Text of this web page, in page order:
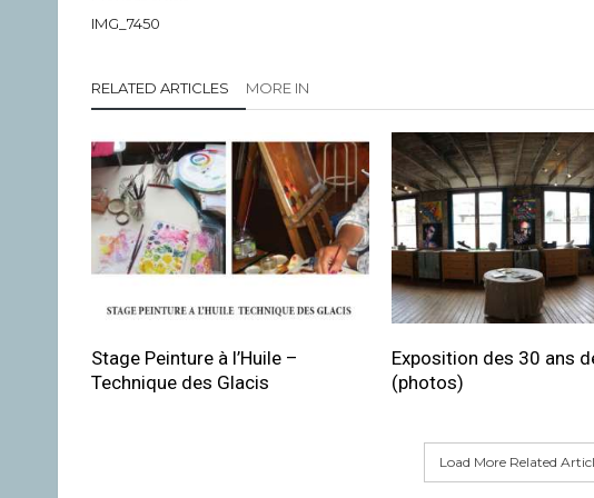
IMG_7450
RELATED ARTICLES MORE IN
Stage Peinture à l’Huile –
Technique des Glacis
Exposition des 30 ans
(photos)
Load More Related